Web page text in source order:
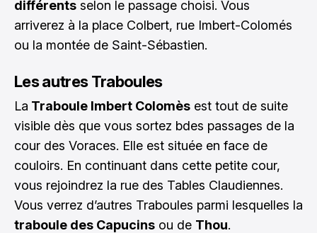
différents selon le passage choisi. Vous
arriverez à la place Colbert, rue Imbert-Colomés
ou la montée de Saint-Sébastien.
Les autres Traboules
La Traboule Imbert Colomès est tout de suite
visible dès que vous sortez bdes passages de la
cour des Voraces. Elle est située en face de
couloirs. En continuant dans cette petite cour,
vous rejoindrez la rue des Tables Claudiennes.
Vous verrez d’autres Traboules parmi lesquelles la
traboule des Capucins ou de Thou.